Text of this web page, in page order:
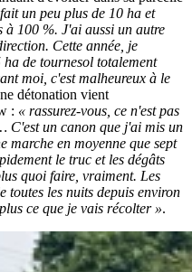
un peu plus de 10 ha et
à 100 %. J'ai aussi un autre
Cette année, je
de tournesol totalement
moi, c'est malheureux à le
détonation vient
: « rassurez-vous, ce n'est pas
C'est un canon que j'ai mis un
marche en moyenne que sept
le truc et les dégâts
quoi faire, vraiment. Les
toutes les nuits depuis environ
ce que je vais récolter ».